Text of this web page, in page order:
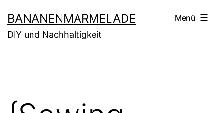
Inhalt
springen
BANANENMARMELADE
DIY und Nachhaltigkeit
Menü